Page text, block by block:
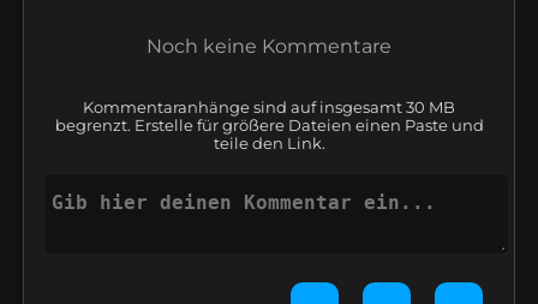
Noch keine Kommentare
Kommentaranhänge sind auf insgesamt 30 MB
begrenzt. Erstelle für größere Dateien einen Paste und
teile den Link.